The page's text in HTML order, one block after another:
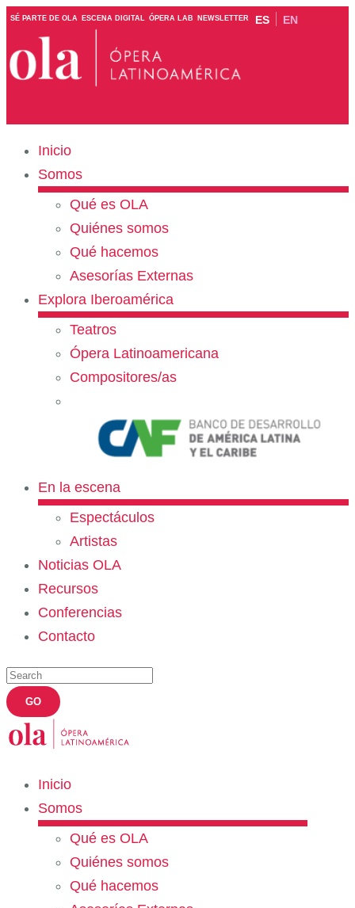
SÉ PARTE DE OLA ESCENA DIGITAL ÓPERA LAB NEWSLETTER ES EN
Inicio
Somos
Qué es OLA
Quiénes somos
Qué hacemos
Asesorías Externas
Explora Iberoamérica
Teatros
Ópera Latinoamericana
Compositores/as
En la escena
Espectáculos
Artistas
Noticias OLA
Recursos
Conferencias
Contacto
Inicio
Somos
Qué es OLA
Quiénes somos
Qué hacemos